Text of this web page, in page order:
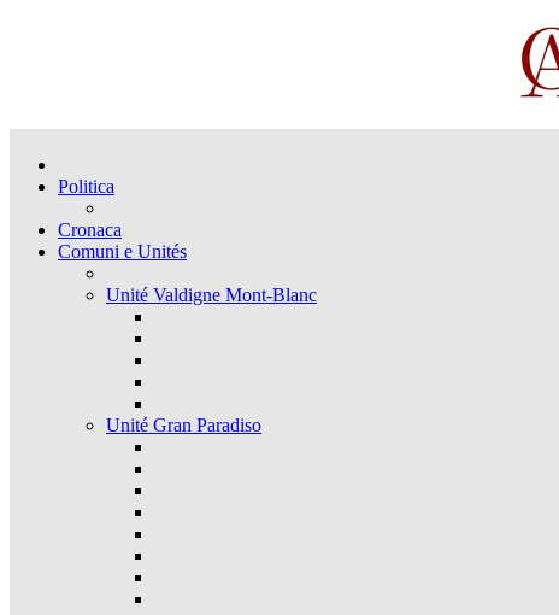
Politica
Cronaca
Comuni e Unités
Unité Valdigne Mont-Blanc
Unité Gran Paradiso